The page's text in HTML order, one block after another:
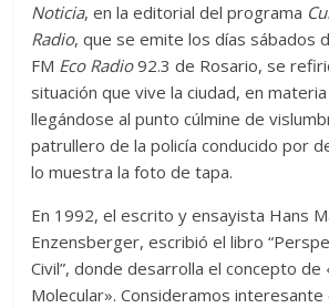
Noticia, en la editorial del programa
Radio, que se emite los días sábados
FM Eco Radio92.3 de Rosario, se
situación que vive la ciudad, en
llegándose al punto cúlmine de
patrullero de la policía conducido por
lo muestra la foto de tapa.
En 1992, el escrito y ensayista Hans
Enzensberger, escribió el libro
Civil”, donde desarrolla el concepto de
Molecular». Consideramos